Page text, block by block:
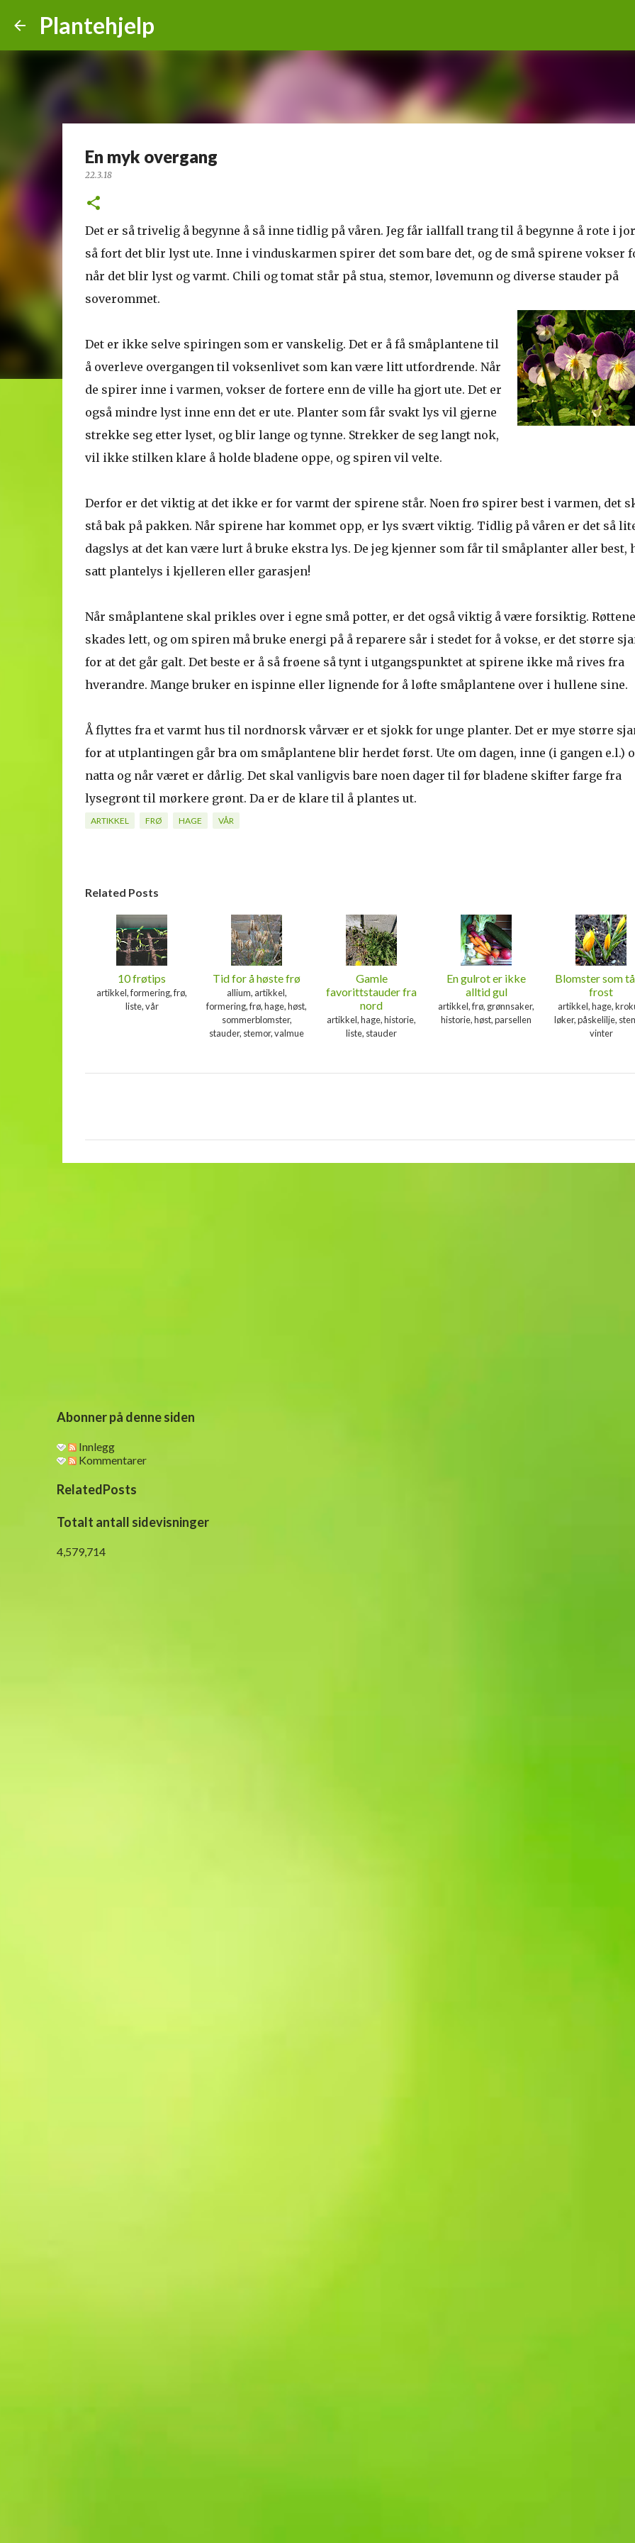
Plantehjelp
En myk overgang
22.3.18
Det er så trivelig å begynne å så inne tidlig på våren. Jeg får iallfall trang til å begynne å rote i
så fort det blir lyst ute. Inne i vinduskarmen spirer det som bare det, og de små spirene vokser
når det blir lyst og varmt. Chili og tomat står på stua, stemor, løvemunn og diverse stauder på
soverommet.
Det er ikke selve spiringen som er vanskelig. Det er å få småplantene til
å overleve overgangen til voksenlivet som kan være litt utfordrende. Når
de spirer inne i varmen, vokser de fortere enn de ville ha gjort ute. Det er
også mindre lyst inne enn det er ute. Planter som får svakt lys vil gjerne
strekke seg etter lyset, og blir lange og tynne. Strekker de seg langt nok,
vil ikke stilken klare å holde bladene oppe, og spiren vil velte.
Derfor er det viktig at det ikke er for varmt der spirene står. Noen frø spirer best i varmen, det
stå bak på pakken. Når spirene har kommet opp, er lys svært viktig. Tidlig på våren er det så
dagslys at det kan være lurt å bruke ekstra lys. De jeg kjenner som får til småplanter aller best,
satt plantelys i kjelleren eller garasjen!
Når småplantene skal prikles over i egne små potter, er det også viktig å være forsiktig. Røttene
skades lett, og om spiren må bruke energi på å reparere sår i stedet for å vokse, er det større
for at det går galt. Det beste er å så frøene så tynt i utgangspunktet at spirene ikke må rives fra
hverandre. Mange bruker en ispinne eller lignende for å løfte småplantene over i hullene sine.
Å flyttes fra et varmt hus til nordnorsk vårvær er et sjokk for unge planter. Det er mye større
for at utplantingen går bra om småplantene blir herdet først. Ute om dagen, inne (i gangen e.l.)
natta og når været er dårlig. Det skal vanligvis bare noen dager til før bladene skifter farge fra
lysegrønt til mørkere grønt. Da er de klare til å plantes ut.
ARTIKKEL FRØ HAGE VÅR
Related Posts
10 frøtips
artikkel, formering, frø,
liste, vår
Tid for å høste frø
allium, artikkel,
formering, frø, hage, høst,
sommerblomster,
stauder, stemor, valmue
Gamle
favorittstauder fra
nord
artikkel, hage, historie,
liste, stauder
En gulrot er ikke
alltid gul
artikkel, frø, grønnsaker,
historie, høst, parsellen
Blomster som
frost
artikkel, hage,
løker, påskelilje,
vinter
Abonner på denne siden
Innlegg
Kommentarer
RelatedPosts
Totalt antall sidevisninger
4,579,714